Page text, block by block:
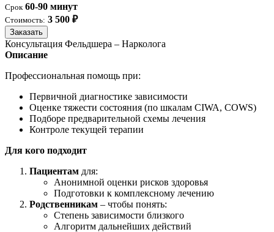
Срок 60-90 минут
Стоимость: 3 500 ₽
Заказать
Консультация Фельдшера – Нарколога
Описание
Профессиональная помощь при:
Первичной диагностике зависимости
Оценке тяжести состояния (по шкалам CIWA, COWS)
Подборе предварительной схемы лечения
Контроле текущей терапии
Для кого подходит
Пациентам для:
Анонимной оценки рисков здоровья
Подготовки к комплексному лечению
Родственникам – чтобы понять:
Степень зависимости близкого
Алгоритм дальнейших действий